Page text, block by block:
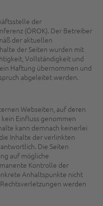
der
(ÖROK). Der Betreiber
der aktuellen
der Seiten wurden mit
Vollständigkeit und
Haftung übernommen und
abgeleitet werden.
Webseiten, auf deren
Einfluss genommen
kann demnach keinerlei
Inhalte der verlinkten
Die Seiten
auf mögliche
Kontrolle der
Anhaltspunkte nicht
werden